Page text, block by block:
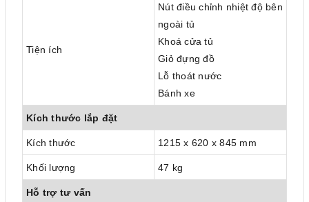
Tiện ích
Nút điều chỉnh nhiệt độ bên
ngoài tủ
Khoá cửa tủ
Giỏ đựng đồ
Lỗ thoát nước
Bánh xe
Kích thước lắp đặt
Kích thước 1215 x 620 x 845 mm
Khối lượng 47 kg
Hỗ trợ tư vấn